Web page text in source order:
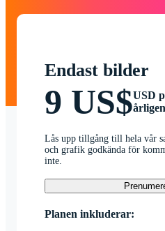
Endast bilder
9 US$USD
årligen
Lås upp tillgång till hela vår
och grafik godkända för
inte.
Planen inkluderar: